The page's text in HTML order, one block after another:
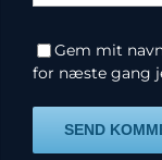
Gem mit
for næste gang